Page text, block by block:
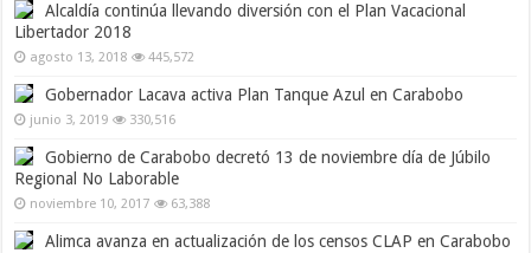
Alcaldía continúa llevando diversión con el Plan Vacacional
Libertador 2018
agosto 13, 2018 445,572
Gobernador Lacava activa Plan Tanque Azul en Carabobo
junio 3, 2019 330,516
Gobierno de Carabobo decretó 13 de noviembre día de Júbilo
Regional No Laborable
noviembre 10, 2017 63,388
Alimca avanza en actualización de los censos CLAP en Carabobo